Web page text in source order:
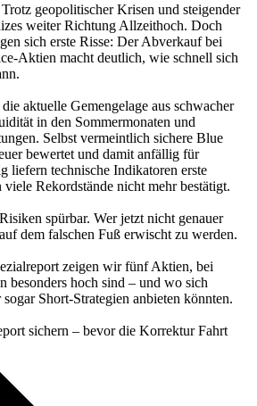
geopolitischer Krisen und steigender
weiter Richtung Allzeithoch. Doch
sich erste Risse: Der Abverkauf bei
Aktien macht deutlich, wie schnell sich
aktuelle Gemengelage aus schwacher
in den Sommermonaten und
Selbst vermeintlich sichere Blue
bewertet und damit anfällig für
liefern technische Indikatoren erste
Rekordstände nicht mehr bestätigt.
spürbar. Wer jetzt nicht genauer
dem falschen Fuß erwischt zu werden.
zeigen wir fünf Aktien, bei
besonders hoch sind – und wo sich
Short-Strategien anbieten könnten.
sichern – bevor die Korrektur Fahrt